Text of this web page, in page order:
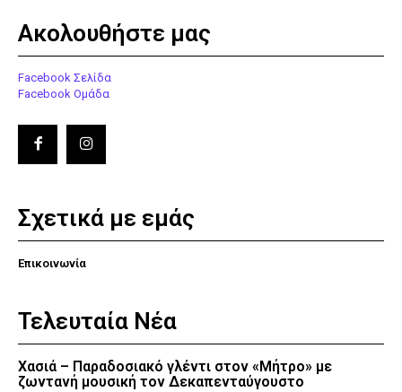
Ακολουθήστε μας
Facebook Σελίδα
Facebook Ομάδα
Σχετικά με εμάς
Επικοινωνία
Τελευταία Νέα
Χασιά – Παραδοσιακό γλέντι στον «Μήτρο» με
ζωντανή μουσική τον Δεκαπενταύγουστο